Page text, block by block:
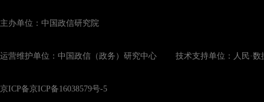
主办单位：中国政信研究院
运营维护单位：中国政信（政务）研究中心 技术支持单位：人民·数
京ICP备京ICP备16038579号-5